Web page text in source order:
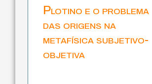
Plotino e o problema
das origens na
metafísica subjetivo-
objetiva